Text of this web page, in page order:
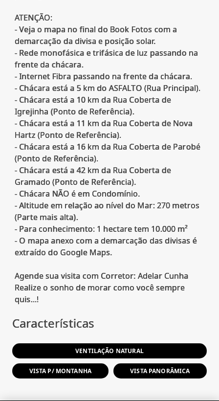
ATENÇÃO:
- Veja o mapa no final do Book Fotos com a
demarcação da divisa e posição solar.
- Rede monofásica e trifásica de luz passando na
frente da chácara.
- Internet Fibra passando na frente da chácara.
- Chácara está a 5 km do ASFALTO (Rua Principal).
- Chácara está a 10 km da Rua Coberta de
Igrejinha (Ponto de Referência).
- Chácara está a 11 km da Rua Coberta de Nova
Hartz (Ponto de Referência).
- Chácara está a 16 km da Rua Coberta de Parobé
(Ponto de Referência).
- Chácara está a 42 km da Rua Coberta de
Gramado (Ponto de Referência).
- Chácara NÃO é em Condomínio.
- Altitude em relação ao nível do Mar: 270 metros
(Parte mais alta).
- Para conhecimento: 1 hectare tem 10.000 m²
- O mapa anexo com a demarcação das divisas é
extraído do Google Maps.
Agende sua visita com Corretor: Adelar Cunha
Realize o sonho de morar como você sempre
Características
VENTILAÇÃO NATURAL
VISTA P/ MONTANHA VISTA PANORÂMICA